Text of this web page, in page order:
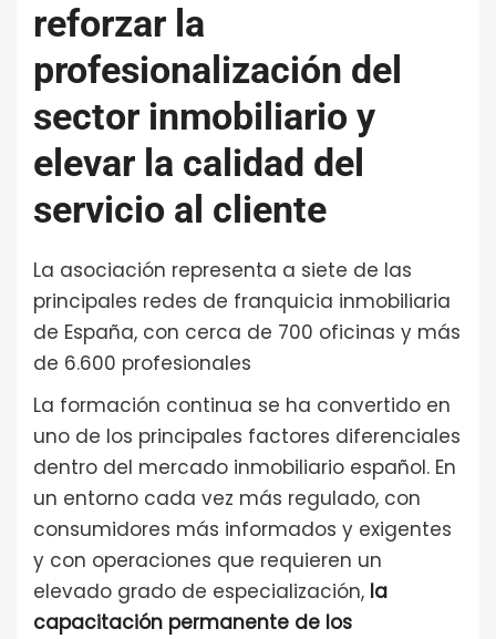
reforzar la
profesionalización del
sector inmobiliario y
elevar la calidad del
servicio al cliente
La asociación representa a siete de las
principales redes de franquicia inmobiliaria
de España, con cerca de 700 oficinas y más
de 6.600 profesionales
La formación continua se ha convertido en
uno de los principales factores diferenciales
dentro del mercado inmobiliario español. En
un entorno cada vez más regulado, con
consumidores más informados y exigentes
y con operaciones que requieren un
elevado grado de especialización, la
capacitación permanente de los